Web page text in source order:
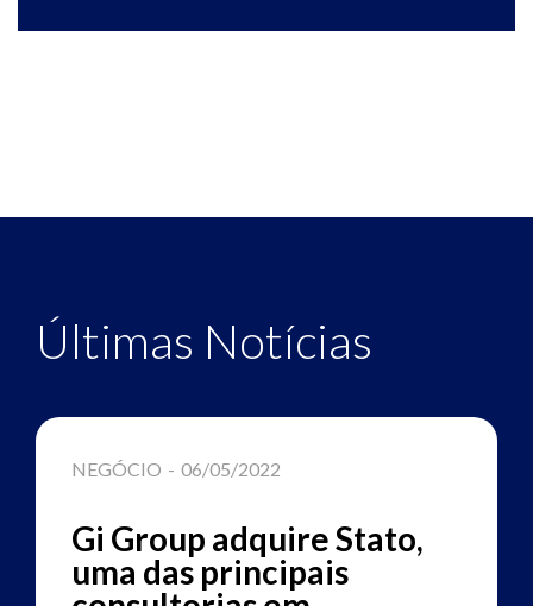
Últimas Notícias
NEGÓCIO - 06/05/2022
Gi Group adquire Stato,
uma das principais